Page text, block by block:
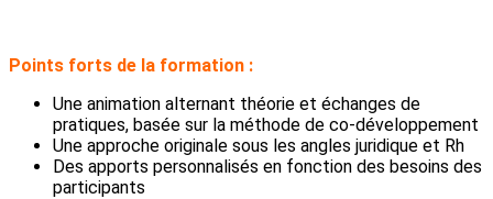
Points forts de la formation :
Une animation alternant théorie et échanges de
pratiques, basée sur la méthode de co-développement
Une approche originale sous les angles juridique et Rh
Des apports personnalisés en fonction des besoins des
participants